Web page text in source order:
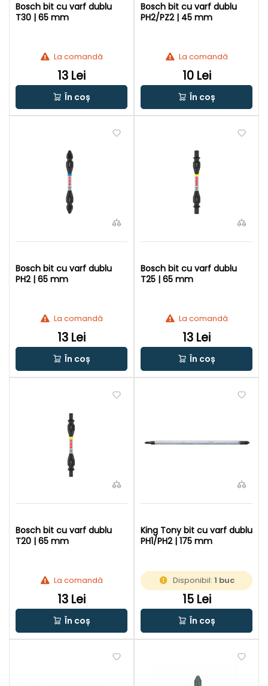
Bosch bit cu varf dublu
T30 | 65 mm
La comandă
13 Lei
În coș
Bosch bit cu varf dublu
PH2/PZ2 | 45 mm
La comandă
10 Lei
În coș
Bosch bit cu varf dublu
PH2 | 65 mm
La comandă
13 Lei
În coș
Bosch bit cu varf dublu
T25 | 65 mm
La comandă
13 Lei
În coș
Bosch bit cu varf dublu
T20 | 65 mm
La comandă
13 Lei
În coș
King Tony bit cu varf dublu
PH1/PH2 | 175 mm
Disponibil: 1 buc
15 Lei
În coș